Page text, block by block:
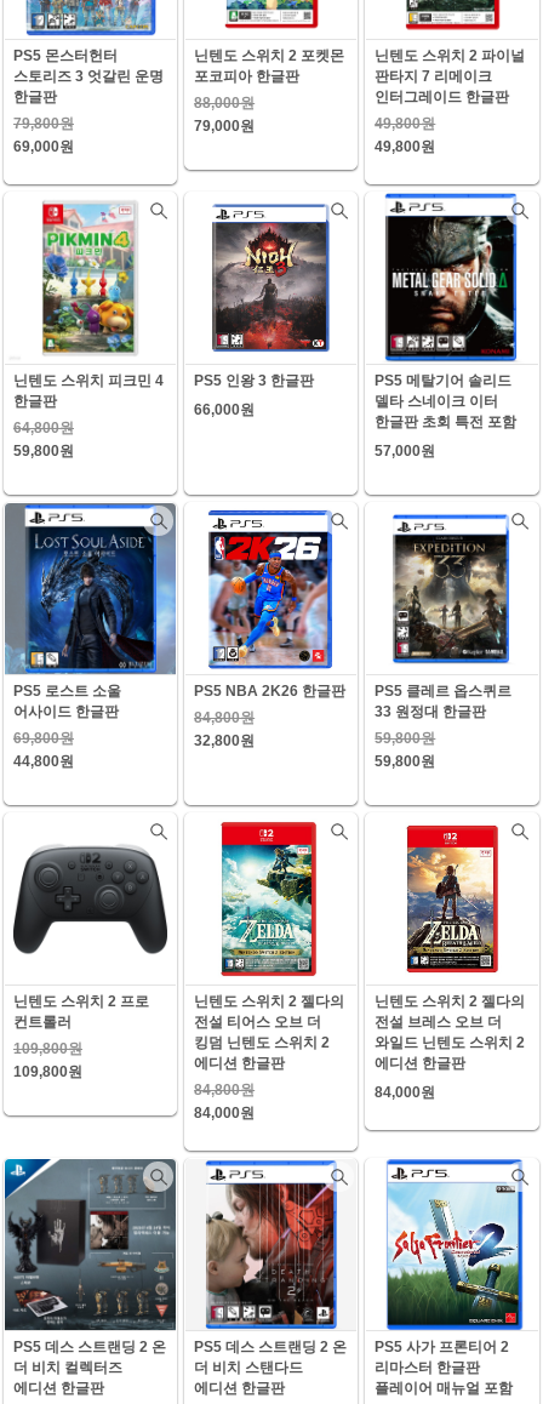
PS5 몬스터헌터
스토리즈 3 엇갈린 운명
한글판
79,800원
69,000원
닌텐도 스위치 2 포켓몬
포코피아 한글판
88,000원
79,000원
닌텐도 스위치 2 파이널
판타지 7 리메이크
인터그레이드 한글판
49,800원
49,800원
닌텐도 스위치 피크민 4
한글판
64,800원
59,800원
PS5 인왕 3 한글판
66,000원
PS5 메탈기어 솔리드
델타 스네이크 이터
한글판 초회 특전 포함
57,000원
PS5 로스트 소울
어사이드 한글판
69,800원
44,800원
PS5 NBA 2K26 한글판
84,800원
32,800원
PS5 클레르 옵스퀴르
33 원정대 한글판
59,800원
59,800원
닌텐도 스위치 2 프로
컨트롤러
109,800원
109,800원
닌텐도 스위치 2 젤다의
전설 티어스 오브 더
킹덤 닌텐도 스위치 2
에디션 한글판
84,800원
84,000원
닌텐도 스위치 2 젤다의
전설 브레스 오브 더
와일드 닌텐도 스위치 2
에디션 한글판
84,000원
PS5 데스 스트랜딩 2 온
더 비치 컬렉터즈
에디션 한글판
PS5 데스 스트랜딩 2 온
더 비치 스탠다드
에디션 한글판
PS5 사가 프론티어 2
리마스터 한글판
플레이어 매뉴얼 포함